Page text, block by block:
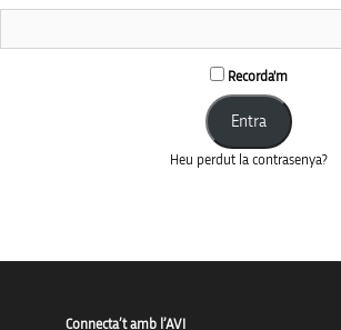
Recorda'm
Heu perdut la contrasenya?
Connecta’t amb l’AVI